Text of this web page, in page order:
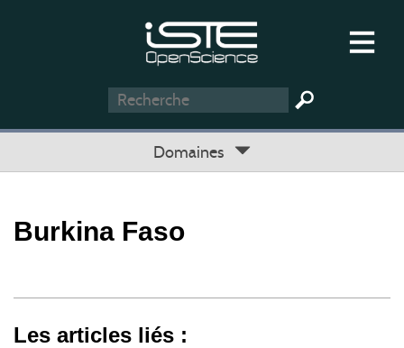
Domaines
Burkina Faso
Les articles liés :